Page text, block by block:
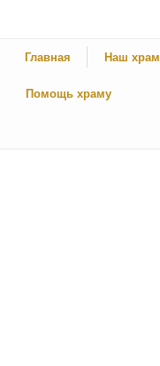
Главная Наш храм
Помощь храму